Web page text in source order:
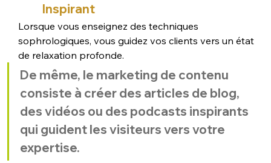
Inspirant
Lorsque vous enseignez des techniques
sophrologiques, vous guidez vos clients vers un état
de relaxation profonde.
De même, le marketing de contenu
consiste à créer des articles de blog,
des vidéos ou des podcasts inspirants
qui guident les visiteurs vers votre
expertise.